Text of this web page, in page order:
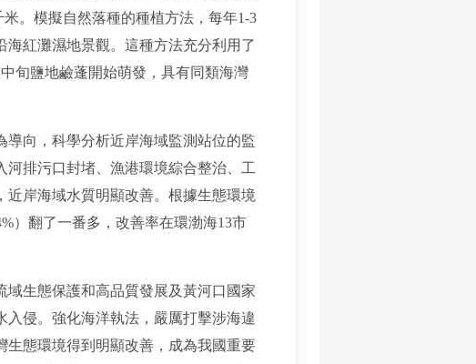
。 模擬自然落種的種植方法，每年1-3
海紅灘濕地景觀。這種方法充分利用了
旬鹽地鹼蓬開始萌發，具有同類海灣
導向，科學分析近岸海域監測站位的監
排污口封堵、漁港環境綜合整治、工
岸海域水質明顯改善。 根據生態環境
）翻了一番多，改善率在環渤海13市
域生態保護和高品質發展及黃河口國家
侵。強化海洋執法，嚴厲打擊涉海違
態環境得到明顯改善，成為我國重要